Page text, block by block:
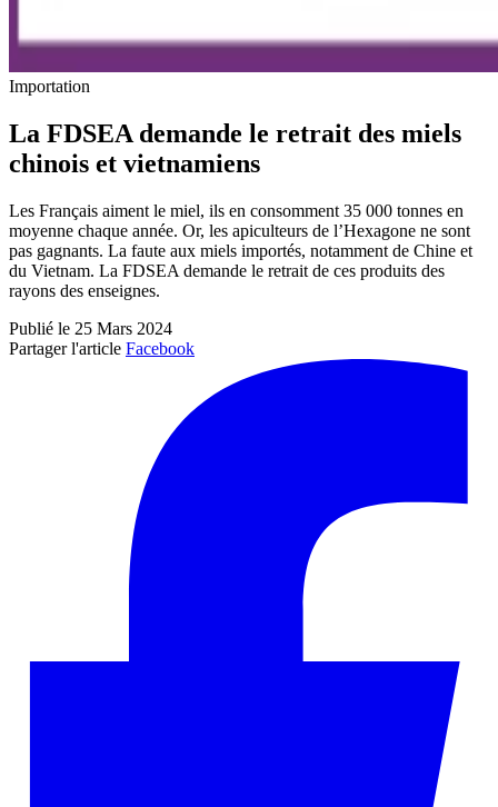
Importation
La FDSEA demande le retrait des miels
chinois et vietnamiens
Les Français aiment le miel, ils en consomment 35 000 tonnes en
moyenne chaque année. Or, les apiculteurs de l’Hexagone ne sont
pas gagnants. La faute aux miels importés, notamment de Chine et
du Vietnam. La FDSEA demande le retrait de ces produits des
rayons des enseignes.
Publié le 25 Mars 2024
Partager l'article Facebook